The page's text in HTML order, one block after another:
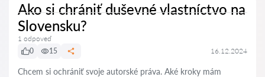
Ako si chrániť duševné vlastníctvo na
Slovensku?
1 odpoveď
0
15 16.12.2024
Chcem si ochrániť svoje autorské práva. Aké kroky mám